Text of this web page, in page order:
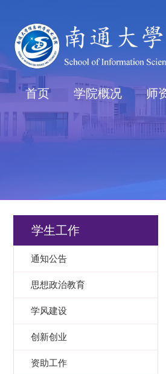
首页 学院概况 师
学生工作
通知公告
思想政治教育
学风建设
创新创业
资助工作